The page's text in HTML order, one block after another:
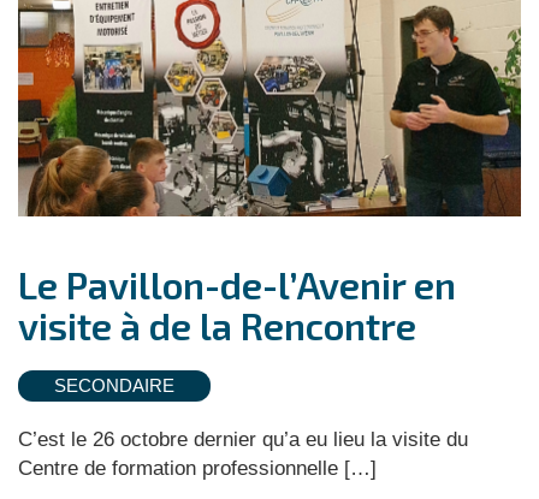
Le Pavillon-de-l’Avenir en
visite à de la Rencontre
SECONDAIRE
C’est le 26 octobre dernier qu’a eu lieu la visite du
Centre de formation professionnelle […]